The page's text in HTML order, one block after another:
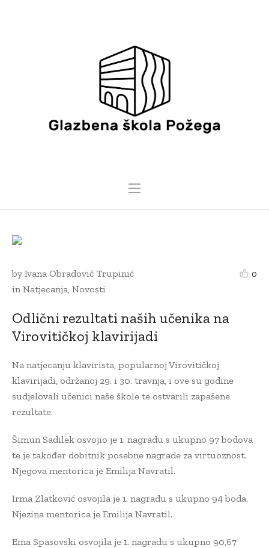
4 SVIBNJA, 2026
0
by Ivana Obradović Trupinić
in Natjecanja Novosti
Odlični rezultati naših učenika na
Virovitičkoj klavirijadi
Na natjecanju klavirista, popularnoj Virovitičkoj
klavirijadi, održanoj 29. i 30. travnja, i ove su godine
sudjelovali učenici naše škole te ostvarili zapašene
rezultate.
Šimun Sadilek osvojio je 1. nagradu s ukupno 97 bodova
te je također dobitnik posebne nagrade za virtuoznost.
Njegova mentorica je Emilija Navratil.
Irma Zlatković osvojila je 1. nagradu s ukupno 94 boda.
Njezina mentorica je Emilija Navratil.
Ema Spasovski osvojila je 1. nagradu s ukupno 90,67